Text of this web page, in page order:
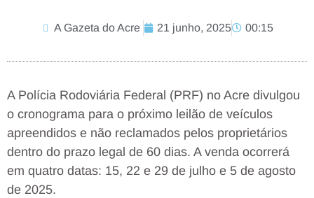
A Gazeta do Acre 21 junho, 2025 00:15
A Polícia Rodoviária Federal (PRF) no Acre divulgou
o cronograma para o próximo leilão de veículos
apreendidos e não reclamados pelos proprietários
dentro do prazo legal de 60 dias. A venda ocorrerá
em quatro datas: 15, 22 e 29 de julho e 5 de agosto
de 2025.